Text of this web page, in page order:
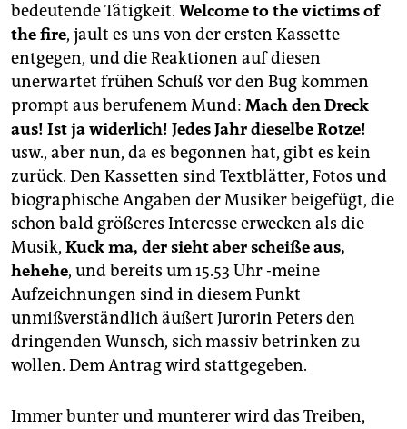
bedeutende Tätigkeit. Welcome to the victims of
the fire, jault es uns von der ersten Kassette
entgegen, und die Reaktionen auf diesen
unerwartet frühen Schuß vor den Bug kommen
prompt aus berufenem Mund: Mach den Dreck
aus! Ist ja widerlich! Jedes Jahr dieselbe Rotze!
usw., aber nun, da es begonnen hat, gibt es kein
zurück. Den Kassetten sind Textblätter, Fotos und
biographische Angaben der Musiker beigefügt, die
schon bald größeres Interesse erwecken als die
Musik, Kuck ma, der sieht aber scheiße aus,
hehehe, und bereits um 15.53 Uhr -meine
Aufzeichnungen sind in diesem Punkt
unmißverständlich äußert Jurorin Peters den
dringenden Wunsch, sich massiv betrinken zu
wollen. Dem Antrag wird stattgegeben.
Immer bunter und munterer wird das Treiben,